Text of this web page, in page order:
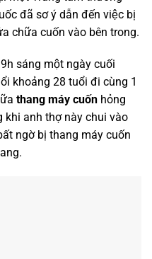
đã sơ ý dẫn đến việc bị
chữa cuốn vào bên trong.
sáng một ngày cuối
khoảng 28 tuổi đi cùng 1
thang máy cuốn hỏng
khi anh thợ này chui vào
ngờ bị thang máy cuốn